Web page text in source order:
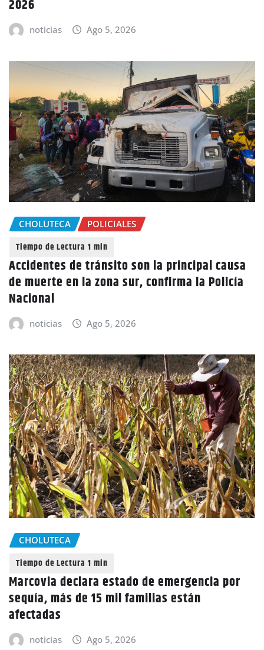
2026
noticias Ago 5, 2026
CHOLUTECA POLICIALES
Accidentes de tránsito son la principal causa
de muerte en la zona sur, confirma la Policía
Nacional
noticias Ago 5, 2026
CHOLUTECA
Marcovia declara estado de emergencia por
sequía, más de 15 mil familias están
afectadas
noticias Ago 5, 2026